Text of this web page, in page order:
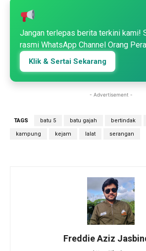
Jangan terlepas berita terkini kami!
rasmi WhatsApp Channel Orang
Klik & Sertai Sekarang
- Advertisement -
TAGS batu 5 batu gajah bertindak
kampung kejam lalat serangan
Freddie Aziz